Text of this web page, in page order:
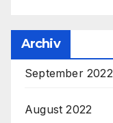
Archiv
September 2022
August 2022